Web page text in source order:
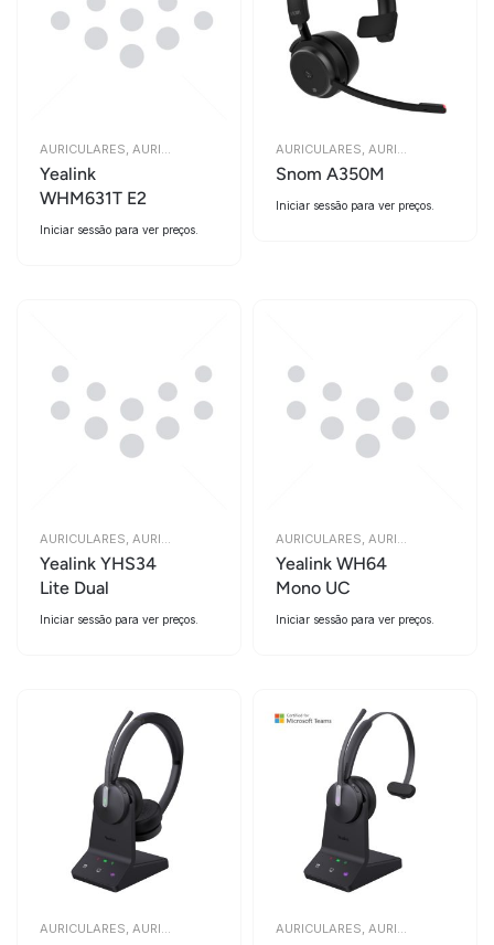
AURICULARES, AURICULARES
Yealink
WHM631T E2
Iniciar sessão para ver preços.
AURICULARES, AURICULARES
Snom A350M
Iniciar sessão para ver preços.
AURICULARES, AURICULARES
Yealink YHS34
Lite Dual
Iniciar sessão para ver preços.
AURICULARES, AURICULARES
Yealink WH64
Mono UC
Iniciar sessão para ver preços.
AURICULARES, AURICULARES AURICULARES, AURICULARES